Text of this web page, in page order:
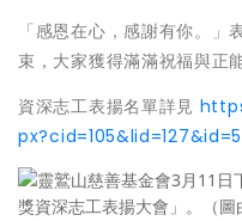
「感恩在心，感謝有你。
束，大家獲得滿滿祝福與正
資深志工表揚名單詳見